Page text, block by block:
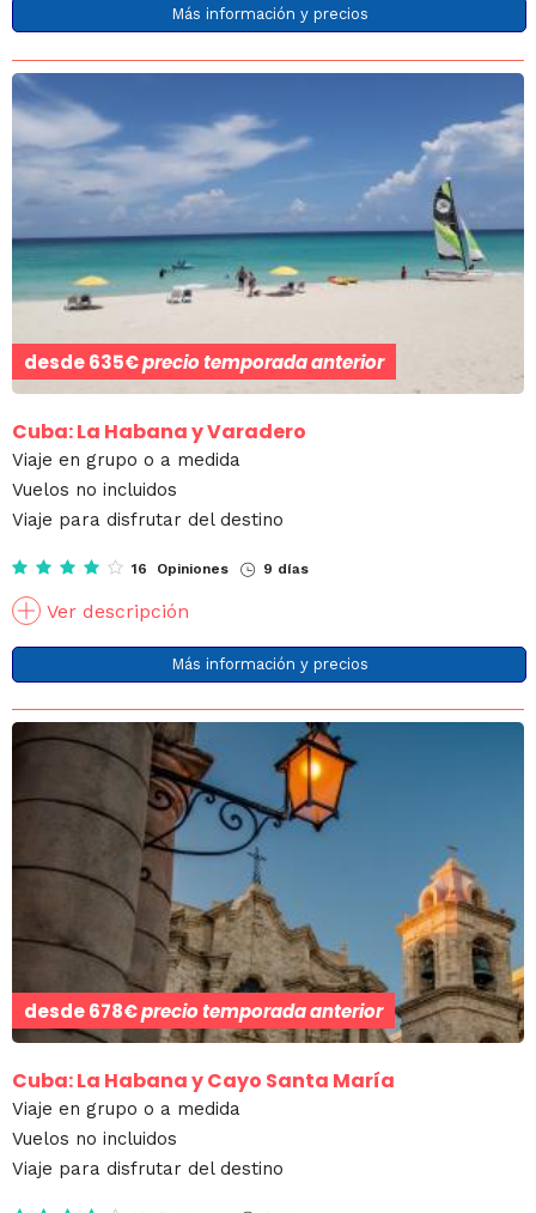
Más información y precios
desde635€precio temporada anterior
Cuba: La Habana y Varadero
Viaje en grupo o a medida
Vuelos no incluidos
Viaje para disfrutar del destino
16 Opiniones 9 días
Ver descripción
Más información y precios
desde678€precio temporada anterior
Cuba: La Habana y Cayo Santa María
Viaje en grupo o a medida
Vuelos no incluidos
Viaje para disfrutar del destino